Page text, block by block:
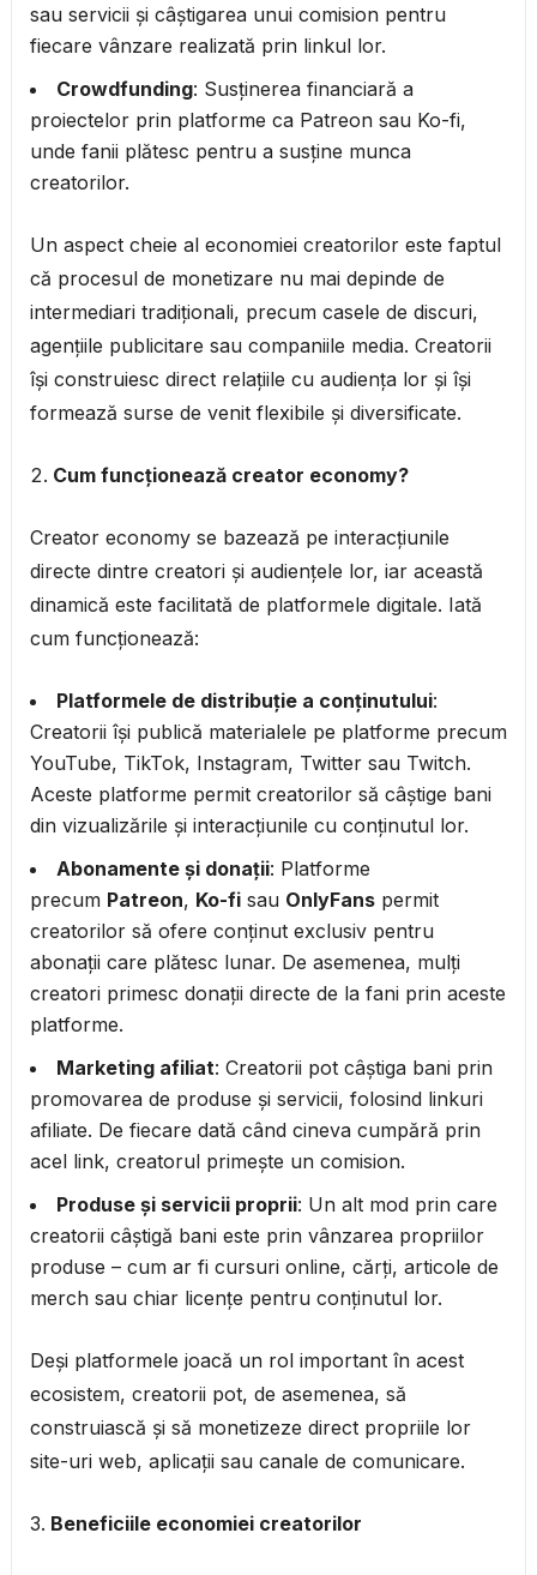
sau servicii și câștigarea unui comision pentru
fiecare vânzare realizată prin linkul lor.
Crowdfunding: Susținerea financiară a
proiectelor prin platforme ca Patreon sau Ko-fi,
unde fanii plătesc pentru a susține munca
creatorilor.
Un aspect cheie al economiei creatorilor este faptul
că procesul de monetizare nu mai depinde de
intermediari tradiționali, precum casele de discuri,
agențiile publicitare sau companiile media. Creatorii
își construiesc direct relațiile cu audiența lor și își
formează surse de venit flexibile și diversificate.
Cum funcționează creator economy?
Creator economy se bazează pe interacțiunile
directe dintre creatori și audiențele lor, iar această
dinamică este facilitată de platformele digitale. Iată
cum funcționează:
Platformele de distribuție a conținutului:
Creatorii își publică materialele pe platforme precum
YouTube, TikTok, Instagram, Twitter sau Twitch.
Aceste platforme permit creatorilor să câștige bani
din vizualizările și interacțiunile cu conținutul lor.
Abonamente și donații: Platforme
precum Patreon, Ko-fisau OnlyFanspermit
creatorilor să ofere conținut exclusiv pentru
abonații care plătesc lunar. De asemenea, mulți
creatori primesc donații directe de la fani prin aceste
platforme.
Marketing afiliat: Creatorii pot câștiga bani prin
promovarea de produse și servicii, folosind linkuri
afiliate. De fiecare dată când cineva cumpără prin
acel link, creatorul primește un comision.
Produse și servicii proprii: Un alt mod prin care
creatorii câștigă bani este prin vânzarea propriilor
produse – cum ar fi cursuri online, cărți, articole de
merch sau chiar licențe pentru conținutul lor.
Deși platformele joacă un rol important în acest
ecosistem, creatorii pot, de asemenea, să
construiască și să monetizeze direct propriile lor
site-uri web, aplicații sau canale de comunicare.
Beneficiile economiei creatorilor